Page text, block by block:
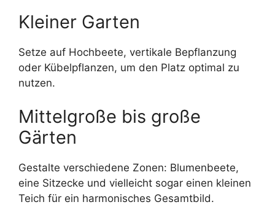
Kleiner Garten
Setze auf Hochbeete, vertikale Bepflanzung
oder Kübelpflanzen, um den Platz optimal zu
nutzen.
Mittelgroße bis große
Gärten
Gestalte verschiedene Zonen: Blumenbeete,
eine Sitzecke und vielleicht sogar einen kleinen
Teich für ein harmonisches Gesamtbild.